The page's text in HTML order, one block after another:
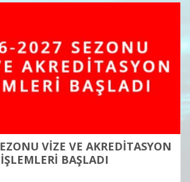
VİZE VE AKREDİTASYON
İŞLEMLERİ BAŞLADI